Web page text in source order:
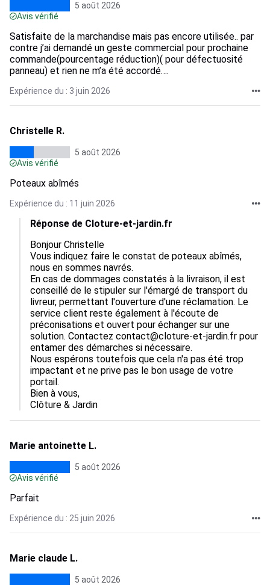
5 août 2026
Avis vérifié
Satisfaite de la marchandise mais pas encore utilisée.. par
contre j’ai demandé un geste commercial pour prochaine
commande(pourcentage réduction)( pour défectuosité
panneau) et rien ne m’a été accordé….
Expérience du : 3 juin 2026
Christelle R.
5 août 2026
Avis vérifié
Poteaux abîmés
Expérience du : 11 juin 2026
Réponse de Cloture-et-jardin.fr
Bonjour Christelle
Vous indiquez faire le constat de poteaux abîmés,
nous en sommes navrés.
En cas de dommages constatés à la livraison, il est
conseillé de le stipuler sur l'émargé de transport du
livreur, permettant l'ouverture d'une réclamation. Le
service client reste également à l'écoute de
préconisations et ouvert pour échanger sur une
solution. Contactez contact@cloture-et-jardin.fr pour
entamer des démarches si nécessaire.
Nous espérons toutefois que cela n'a pas été trop
impactant et ne prive pas le bon usage de votre
portail.
Bien à vous,
Clôture & Jardin
Marie antoinette L.
5 août 2026
Avis vérifié
Parfait
Expérience du : 25 juin 2026
Marie claude L.
5 août 2026